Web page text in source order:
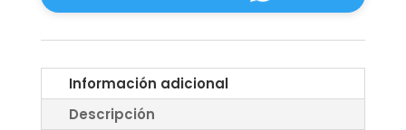
Información adicional
Descripción